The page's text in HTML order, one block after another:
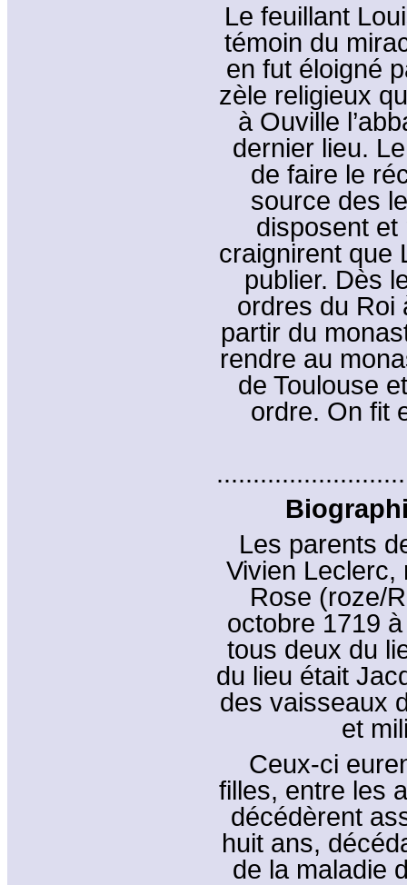
Le feuillant
témoin du
en fut éloigné
zèle religieux
à Ouville
dernier lieu.
de faire le
source des
disposent
craignirent que
publier. Dès
ordres du Roi
partir du
rendre au
de Toulouse
ordre. On fit
Les parents
Vivien Leclerc,
Rose (roze/
octobre 1719
tous deux du
du lieu était
des vaisseaux
et
Ceux-ci
filles, entre les
décédèrent
huit ans,
de la maladie